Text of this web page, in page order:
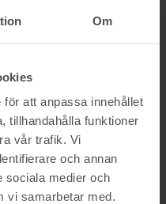
Om
att anpassa innehållet
tillhandahålla funktioner
vår trafik. Vi
och annan
sociala medier och
vi samarbetar med.
skick.
visning.
tas bort!
inte
ångerrätt). Se mer
0346-48770 för
och rop.
kl. 11:00-